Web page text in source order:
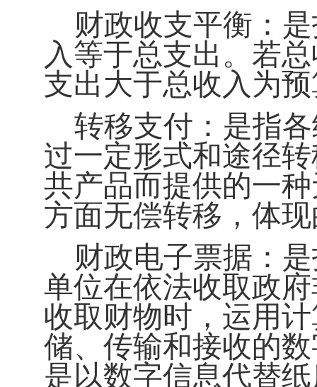
财政收支平衡：
入等于总支出。若
支出大于总收入为
转移支付： 是指
过一定形式和途径
共产品而提供的一
方面无偿转移，体
财政电子票据：
单位在依法收取政
收取财物时，运用
储、传输和接收的
是以数字信息代替